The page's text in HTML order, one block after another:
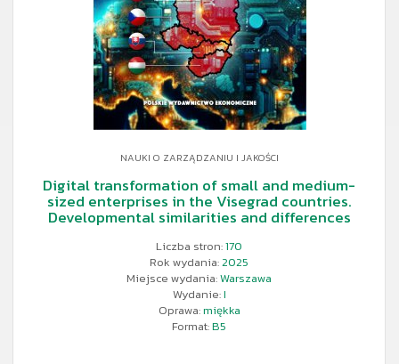
NAUKI O ZARZĄDZANIU I JAKOŚCI
Digital transformation of small and medium-
sized enterprises in the Visegrad countries.
Developmental similarities and differences
Liczba stron:170
Rok wydania:2025
Miejsce wydania:Warszawa
Wydanie:I
Oprawa:miękka
Format:B5